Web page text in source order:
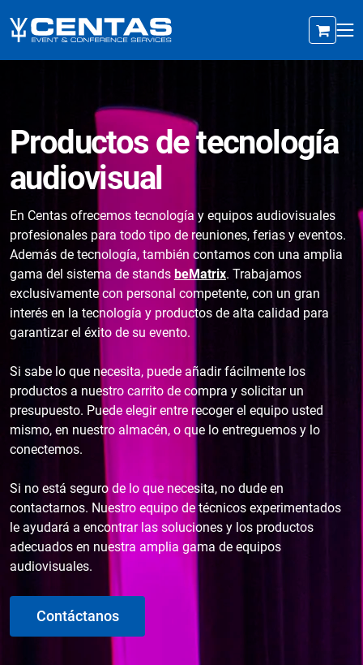
Productos de tecnología
audiovisual
En Centas ofrecemos tecnología y equipos audiovisuales
profesionales para todo tipo de reuniones, ferias y eventos.
Además de tecnología, también contamos con una amplia
gama del sistema de stands beMatrix. Trabajamos
exclusivamente con personal competente, con un gran
interés en la tecnología y productos de alta calidad para
garantizar el éxito de su evento.
Si sabe lo que necesita, puede añadir fácilmente los
productos a nuestro carrito de compra y solicitar un
presupuesto. Puede elegir entre recoger el equipo usted
mismo, en nuestro almacén, o que lo entreguemos y lo
conectemos.
Si no está seguro de lo que necesita, no dude en
contactarnos. Nuestro equipo de técnicos experimentados
le ayudará a encontrar las soluciones y los productos
adecuados en nuestra amplia gama de equipos
audiovisuales.
Contáctanos